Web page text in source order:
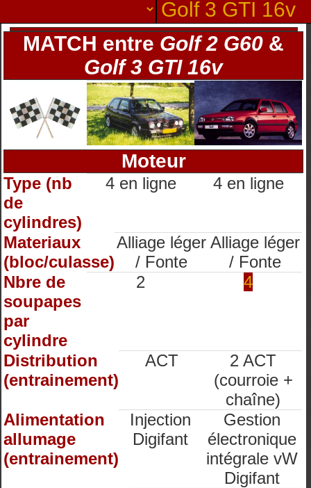
MATCH entre Golf 2 G60 &
Golf 3 GTI 16v
Moteur
Type (nb
de
cylindres)
4 en ligne 4 en ligne
Materiaux
(bloc/culasse)
Alliage léger
/ Fonte
Alliage léger
/ Fonte
Nbre de
soupapes
par
cylindre
2 4
Distribution
(entrainement)
ACT
2 ACT
(courroie +
chaîne)
Alimentation
allumage
(entrainement)
Injection
Digifant
Gestion
électronique
intégrale vW
Digifant